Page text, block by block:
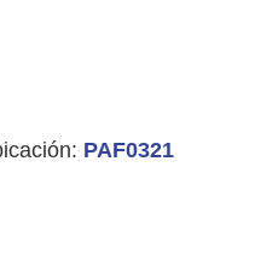
PAF0321